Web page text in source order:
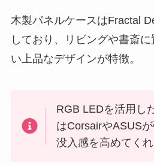
木製パネルケースはFractal
しており、リビングや書斎
い上品なデザインが特徴。
RGB LEDを活用し
はCorsairやASUS
没入感を高めてくれ